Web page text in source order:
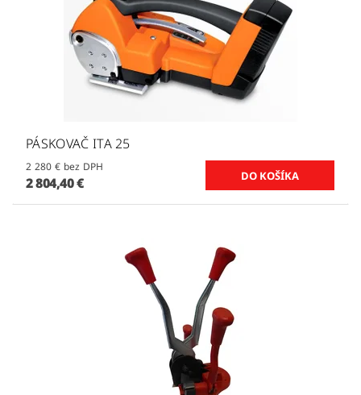
PÁSKOVAČ ITA 25
2 280 € bez DPH
2 804,40 €